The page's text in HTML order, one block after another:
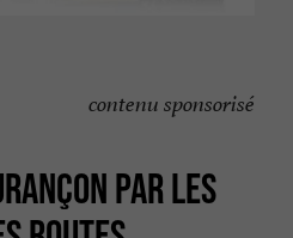
contenu sponsorisé
PAR LES